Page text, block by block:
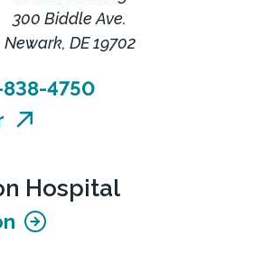
300 Biddle Ave.
Newark, DE 19702
4750
Hospital